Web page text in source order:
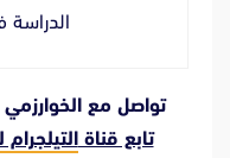
تواصل مع الخوارزمي
تابع قناة